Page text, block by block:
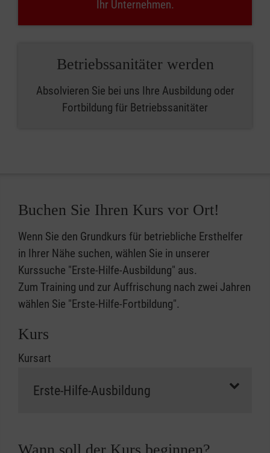
Ihr Unternehmen.
Betriebssanitäter werden
Absolvieren Sie bei uns Ihre Ausbildung oder
Fortbildung für Betriebssanitäter
Buchen Sie Ihren Kurs vor Ort!
Wenn Sie den Grundkurs für betriebliche Ersthelfer
in Ihrer Nähe suchen, wählen Sie in unserer
Kurssuche "Erste-Hilfe-Ausbildung" aus.
Zum Training und zur Auffrischung nach zwei Jahren
wählen Sie "Erste-Hilfe-Fortbildung".
Kurs
Kursart